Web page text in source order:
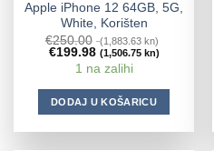
Apple iPhone 12 64GB, 5G,
White, Korišten
€250.00 (1,883.63 kn)
€199.98 (1,506.75 kn)
1 na zalihi
DODAJ U KOŠARICU